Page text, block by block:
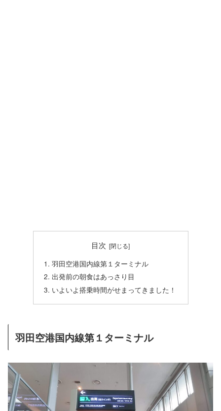
目次
羽田空港国内線第１ターミナル
出発前の朝食はあっさり目
いよいよ搭乗時間がせまってきました！
羽田空港国内線第１ターミナル